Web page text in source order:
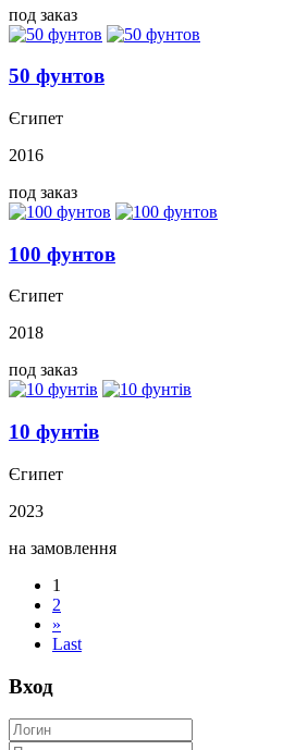
под заказ
50 фунтов
Єгипет
2016
под заказ
100 фунтов
Єгипет
2018
под заказ
10 фунтів
Єгипет
2023
на замовлення
1
2
»
Last
Вход